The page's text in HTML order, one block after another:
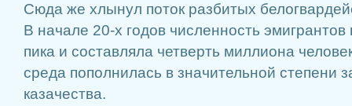
Сюда же хлынул поток разбитых
В начале 20-х годов численность эмигрантов
пика и составляла четверть миллиона
среда пополнилась в значительной степени
казачества.